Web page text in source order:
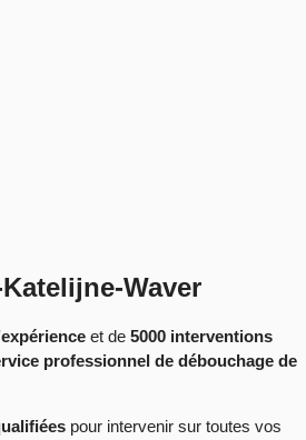
Waver
et de 5000 interventions
professionnel de débouchage de
pour intervenir sur toutes vos